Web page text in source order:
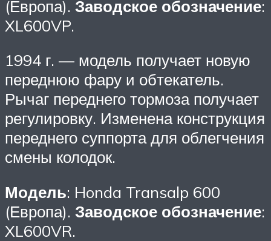
(Европа). Заводское обозначение:
XL600VP.
1994 г. — модель получает новую
переднюю фару и обтекатель.
Рычаг переднего тормоза получает
регулировку. Изменена конструкция
переднего суппорта для облегчения
смены колодок.
Модель: Honda Transalp 600
(Европа). Заводское обозначение:
XL600VR.